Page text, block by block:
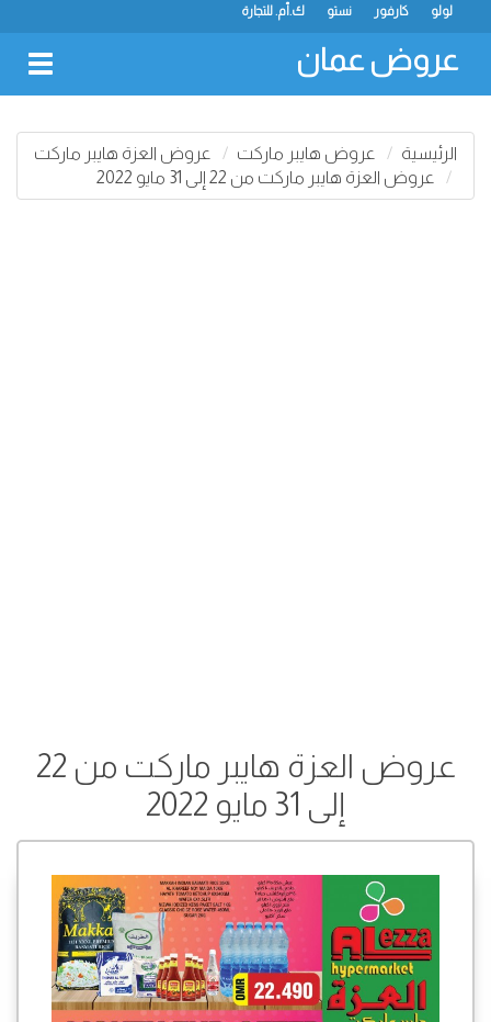
ك.أم. للتجارة نستو كارفور لولو
عروض عمان
الرئيسية عروض هايبر ماركت
عروض العزة هايبر ماركت
عروض العزة هايبر ماركت من 22 إلى 31 مايو 2022
عروض العزة هايبر ماركت من 22
إلى 31 مايو 2022